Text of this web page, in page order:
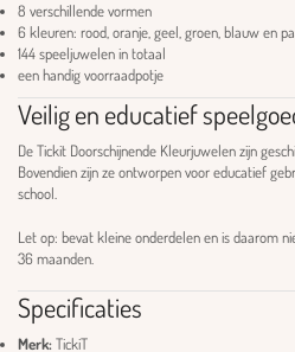
8 verschillende vormen
6 kleuren: rood, oranje, geel, groen, blauw en
144 speeljuwelen in totaal
een handig voorraadpotje
Veilig en educatief
De Tickit Doorschijnende Kleurjuwelen zijn
Bovendien zijn ze ontworpen voor educatief
school.
Let op: bevat kleine onderdelen en is daarom
36 maanden.
Specificaties
Merk:TickiT